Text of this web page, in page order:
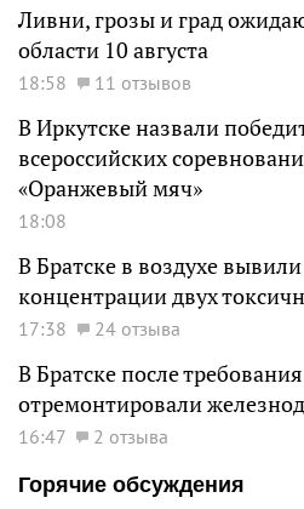
Ливни, грозы и град
области 10 августа
18:58 11 отзывов
В Иркутске назвали
всероссийских
«Оранжевый мяч»
18:08
В Братске в воздухе
концентрации двух
17:38 24 отзыва
В Братске после
отремонтировали
16:47
2 отзыва
Горячие обсуждения